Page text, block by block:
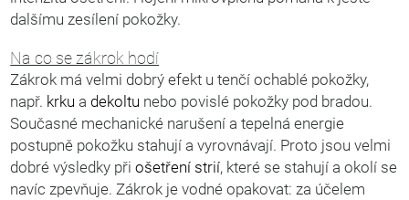
dalšímu zesílení pokožky.
Na co se zákrok hodí
Zákrok má velmi dobrý efekt u tenčí ochablé pokožky,
např. krku a dekoltu nebo povislé pokožky pod bradou.
Současné mechanické narušení a tepelná energie
postupně pokožku stahují a vyrovnávají. Proto jsou velmi
dobré výsledky přiošetření strií, které se stahují a okolí se
navíc zpevňuje. Zákrok je vodné opakovat: za účelem